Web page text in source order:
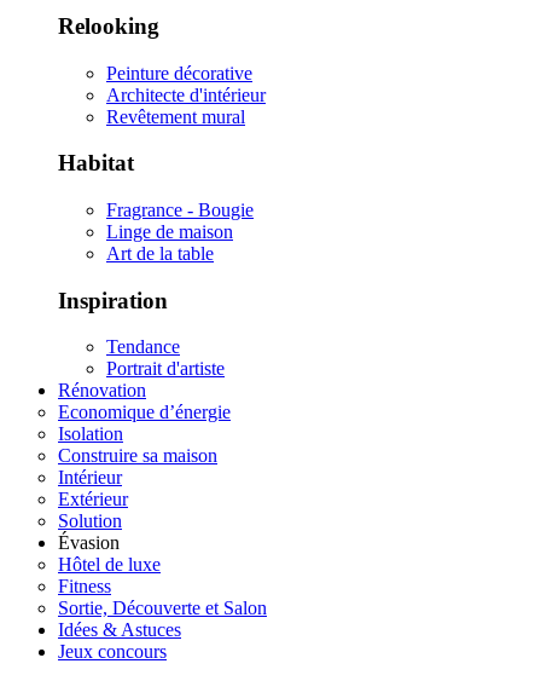
Relooking
Peinture décorative
Architecte d'intérieur
Revêtement mural
Habitat
Fragrance - Bougie
Linge de maison
Art de la table
Inspiration
Tendance
Portrait d'artiste
Rénovation
Economique d’énergie
Isolation
Construire sa maison
Intérieur
Extérieur
Solution
Évasion
Hôtel de luxe
Fitness
Sortie, Découverte et Salon
Idées & Astuces
Jeux concours